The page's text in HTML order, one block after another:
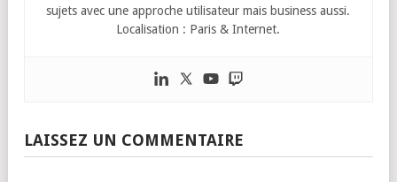
sujets avec une approche utilisateur mais business aussi.
Localisation : Paris & Internet.
LAISSEZ UN COMMENTAIRE